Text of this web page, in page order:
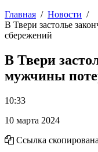
Главная
Новости
В Твери застолье
сбережений
В Твери
мужчины
10:33
10 марта 2024
Ссылка скопирована